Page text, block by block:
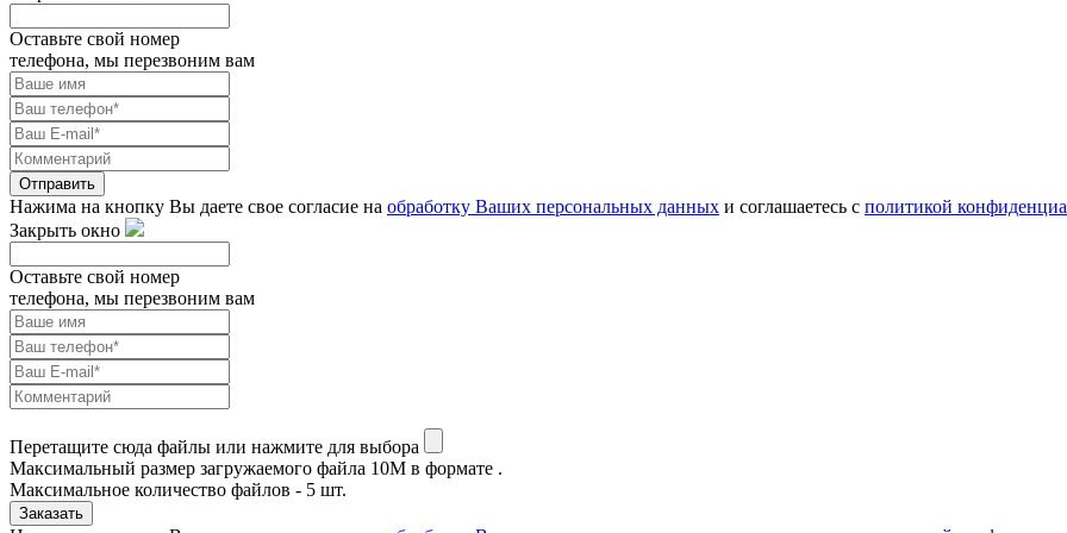
Оставьте свой номер
телефона, мы перезвоним вам
Отправить
Нажима на кнопку Вы даете свое согласие на обработку Ваших персональных данных и соглашаетесь с политикой
Закрыть окно
Оставьте свой номер
телефона, мы перезвоним вам
Перетащите сюда файлы или нажмите для выбора
Максимальный размер загружаемого файла 10M в формате .
Максимальное количество файлов - 5 шт.
Заказать